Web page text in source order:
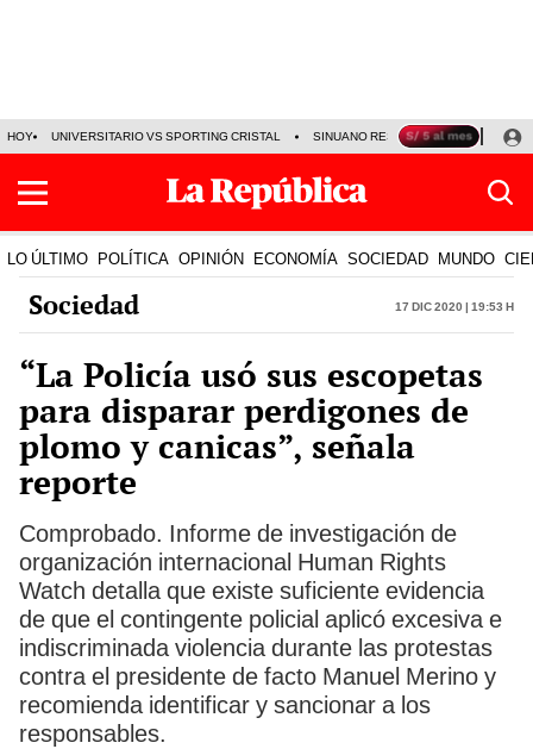
HOY UNIVERSITARIO VS SPORTING CRISTAL SINUANO RESULTADOS HOY
LO ÚLTIMO POLÍTICA OPINIÓN ECONOMÍA SOCIEDAD MUNDO
Sociedad 17 Dic 2020 | 19:53 h
“La Policía usó sus escopetas
para disparar perdigones de
plomo y canicas”, señala
reporte
Comprobado. Informe de investigación de
organización internacional Human Rights
Watch detalla que existe suficiente evidencia
de que el contingente policial aplicó excesiva e
indiscriminada violencia durante las protestas
contra el presidente de facto Manuel Merino y
recomienda identificar y sancionar a los
responsables.